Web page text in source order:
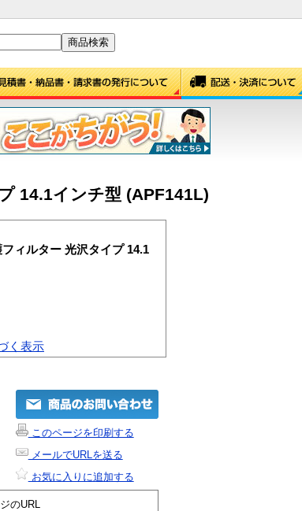
14.1インチ型 (APF141L)
ィルター 光沢タイプ 14.1
く表示
このページを印刷する
メールでURLを送る
お気に入りに追加する
のURL